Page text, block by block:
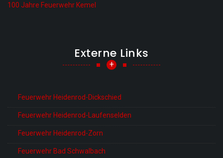
100 Jahre Feuerwehr Kemel
Externe Links
+
Feuerwehr Heidenrod-Dickschied
Feuerwehr Heidenrod-Laufenselden
Feuerwehr Heidenrod-Zorn
Feuerwehr Bad Schwalbach